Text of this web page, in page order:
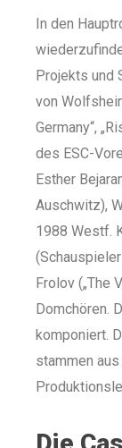
In den
Projekts und
von
Germany“,
des ESC-
Esther
Auschwitz),
1988 Westf.
Frolov („The
Domchören.
komponiert.
stammen